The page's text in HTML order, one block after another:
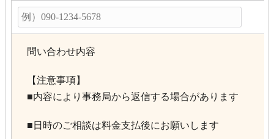
問い合わせ内容
【注意事項】
■内容により事務局から返信する場合があります
■日時のご相談は料金支払後にお願いします